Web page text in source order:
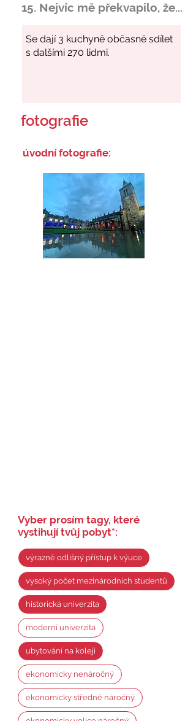
15. Nejvíc mě překvapilo, že...
fotografie
úvodní fotografie:
Vyber prosím tagy, které
vystihují tvůj pobyt*:
výrazně odlišný přístup k výuce
vysoký počet mezinárodních studentů
historická univerzita
moderní univerzita
ubytování na koleji
ekonomicky nenáročný
ekonomicky středně náročný